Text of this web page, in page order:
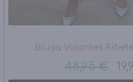
Blusa Volantes
48,95 €